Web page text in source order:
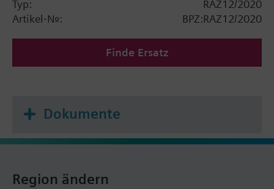
Typ:
RAZ12/2020
Artikel-Nr.:
BPZ:RAZ12/2020
Finde Ersatz
Dokumente
Region ändern